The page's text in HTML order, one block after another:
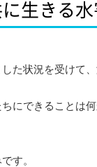
生きる
た状況を受けて
にできることは
す。